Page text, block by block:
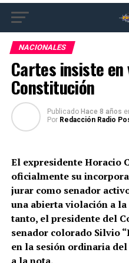
NACIONALES
Cartes insiste
Constitución
Publicado Hace 8 años
Por Redacción Radio
El expresidente Horacio
oficialmente su
jurar como senador
una abierta violación a
tanto, el presidente del
senador colorado Silvio
en la sesión ordinaria